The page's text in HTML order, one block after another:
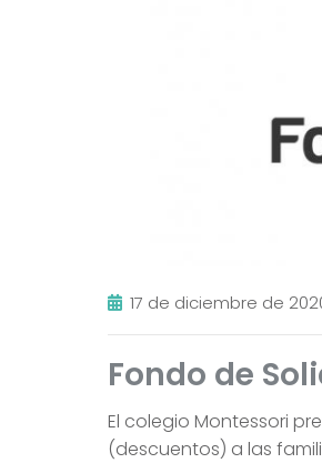
17 de diciembre de
Fondo de
El colegio Montessori
(descuentos) a las